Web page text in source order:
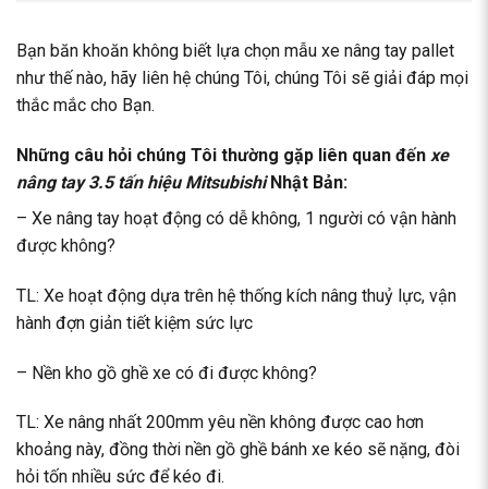
Bạn băn khoăn không biết lựa chọn mẫu xe nâng tay pallet
như thế nào, hãy liên hệ chúng Tôi, chúng Tôi sẽ giải đáp mọi
thắc mắc cho Bạn.
Những câu hỏi chúng Tôi thường gặp liên quan đến xe
nâng tay 3.5 tấn hiệu MitsubishiNhật Bản:
– Xe nâng tay hoạt động có dễ không, 1 người có vận hành
được không?
TL: Xe hoạt động dựa trên hệ thống kích nâng thuỷ lực, vận
hành đợn giản tiết kiệm sức lực
– Nền kho gồ ghề xe có đi được không?
TL: Xe nâng nhất 200mm yêu nền không được cao hơn
khoảng này, đồng thời nền gồ ghề bánh xe kéo sẽ nặng, đòi
hỏi tốn nhiều sức để kéo đi.